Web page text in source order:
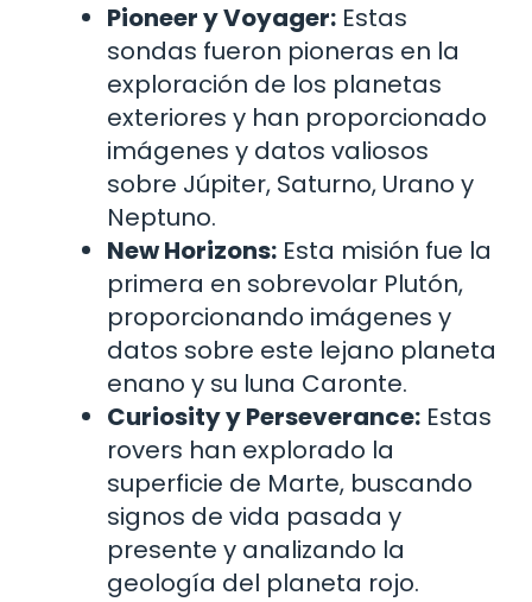
Pioneer y Voyager: Estas
sondas fueron pioneras en la
exploración de los planetas
exteriores y han proporcionado
imágenes y datos valiosos
sobre Júpiter, Saturno, Urano y
Neptuno.
New Horizons: Esta misión fue la
primera en sobrevolar Plutón,
proporcionando imágenes y
datos sobre este lejano planeta
enano y su luna Caronte.
Curiosity y Perseverance: Estas
rovers han explorado la
superficie de Marte, buscando
signos de vida pasada y
presente y analizando la
geología del planeta rojo.